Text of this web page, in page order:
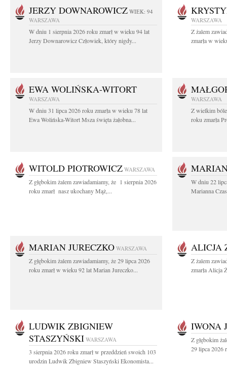
JERZY DOWNAROWICZ WIEK: 94
WARSZAWA
W dniu 1 sierpnia 2026 roku zmarł w wieku 94 lat
Jerzy Downarowicz Człowiek, który nigdy...
WARSZAWA
Z żalem
zmarła w
EWA WOLIŃSKA-WITORT
WARSZAWA
W dniu 31 lipca 2026 roku zmarła w wieku 78 lat
Ewa Wolińska-Witort Msza święta żałobna...
WARSZAWA
Z wielkim
roku zmarła
WITOLD PIOTROWICZ WARSZAWA
Z głębokim żalem zawiadamiamy, że 1 sierpnia 2026
roku zmarł nasz ukochany Mąż,...
W dniu 22
Marianna
MARIAN JURECZKO WARSZAWA
Z głębokim żalem zawiadamiamy, że 29 lipca 2026
roku zmarł w wieku 92 lat Marian Jureczko...
ALICJA
Z żalem
zmarła Alicja
LUDWIK ZBIGNIEW
STASZYŃSKI WARSZAWA
3 sierpnia 2026 roku zmarł w przeddzień swoich 103
urodzin Ludwik Zbigniew Staszyński Ekonomista...
IWONA
Z głębokim
29 lipca 2026